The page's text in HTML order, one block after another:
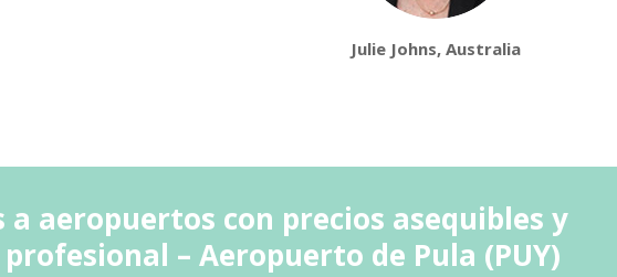
Julie Johns, Australia
a aeropuertos con precios asequibles y
– Aeropuerto de Pula (PUY)